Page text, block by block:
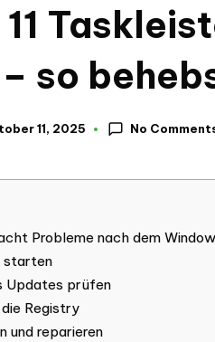
so
11, 2025 No
Probleme nach dem
starten
Updates prüfen
Registry
und reparieren